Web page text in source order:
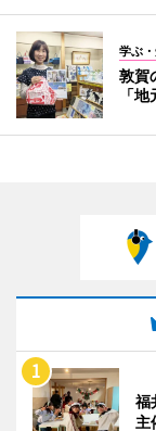
学ぶ
敦賀
「
福
主